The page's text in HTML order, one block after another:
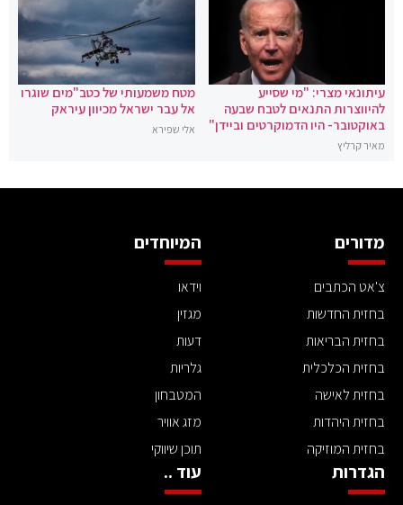
עיתונאי מצרי: "מי שסייע
להיווצרות התנאים לטבח שבעה
באוקטובר- היו הדמוקרטים וביידן"
מאיר קרליץ
מטח משמעותי של כטב"מים שוגרו
אל עבר ישראל מכיוון עיראק
אלי שפירא
מדורים
צ'אט הכתבים
בחזית החדשות
בחזית הבריאות
בחזית הכלכלית
בחזית לאישה
בחזית היהדות
בחזית המוזיקה
המיוחדים
וידאו
מגזין
דעות
גלריות
המטבחון
מזג אוויר
תוכן שיווקי
הגדרות עוד ..